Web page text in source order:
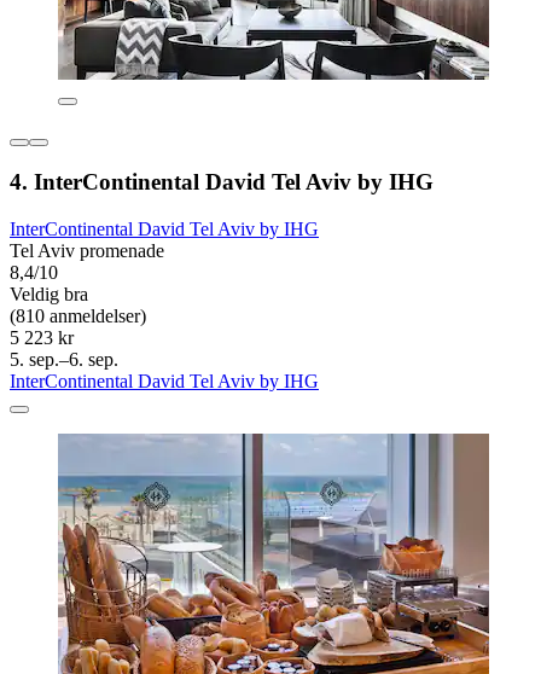
4. InterContinental David Tel Aviv by IHG
InterContinental David Tel Aviv by IHG
Tel Aviv promenade
8,4/10
Veldig bra
(810 anmeldelser)
5 223 kr
5. sep.–6. sep.
InterContinental David Tel Aviv by IHG